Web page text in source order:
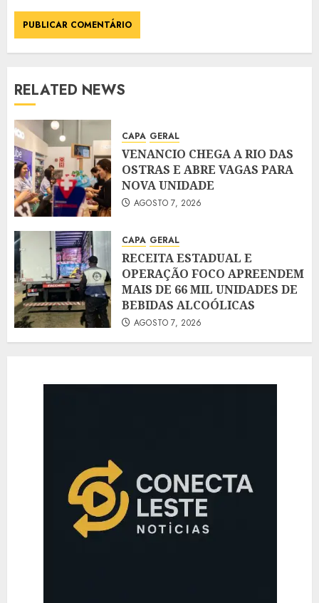
RELATED NEWS
CAPA GERAL
VENANCIO CHEGA A RIO DAS
OSTRAS E ABRE VAGAS PARA
NOVA UNIDADE
AGOSTO 7, 2026
CAPA GERAL
RECEITA ESTADUAL E
OPERAÇÃO FOCO APREENDEM
MAIS DE 66 MIL UNIDADES DE
BEBIDAS ALCOÓLICAS
AGOSTO 7, 2026